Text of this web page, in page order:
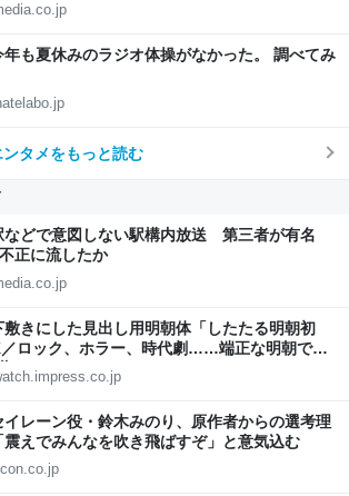
も夏休みのラジオ体操がなかった。 調べてみ
タメをもっと読む
などで意図しない駅構内放送 第三者が有名
正に流したか
きにした見出し用明朝体「したたる明朝初
ロック、ホラー、時代劇……端正な明朝では
”のために
レーン役・鈴木みのり、原作者からの選考理
えでみんなを吹き飛ばすぞ」と意気込む